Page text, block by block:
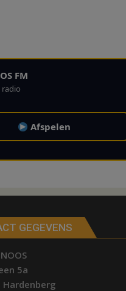
FM
radio
Afspelen
GEGEVENS
5a
Hardenberg